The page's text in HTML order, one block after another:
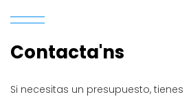
Contacta'ns
Si necesitas un presupuesto, tienes